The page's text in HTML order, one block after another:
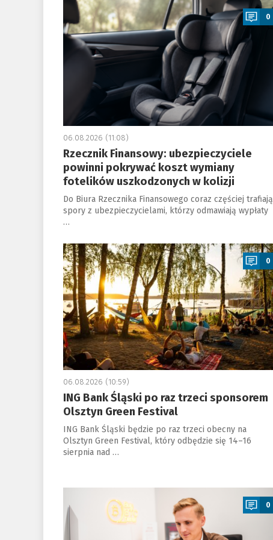
0
06.08.2026 (11:08)
Rzecznik Finansowy: ubezpieczyciele
powinni pokrywać koszt wymiany
fotelików uszkodzonych w kolizji
Do Biura Rzecznika Finansowego coraz częściej trafiają
spory z ubezpieczycielami, którzy odmawiają wypłaty
…
a
0
06.08.2026 (10:59)
ING Bank Śląski po raz trzeci sponsorem
Olsztyn Green Festival
ING Bank Śląski będzie po raz trzeci obecny na
Olsztyn Green Festival, który odbędzie się 14–16
sierpnia nad …
a
0